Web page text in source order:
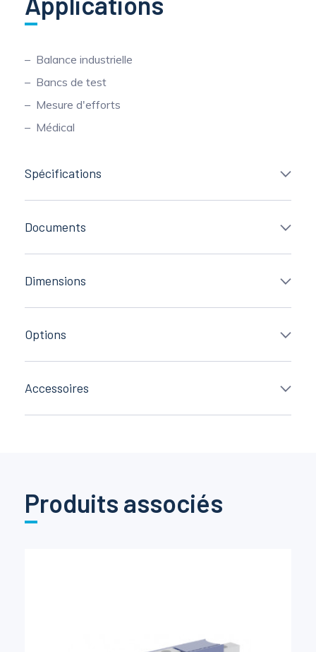
Balance industrielle
Bancs de test
Mesure d'efforts
Médical
Spécifications
Documents
Dimensions
Options
Accessoires
Produits associés